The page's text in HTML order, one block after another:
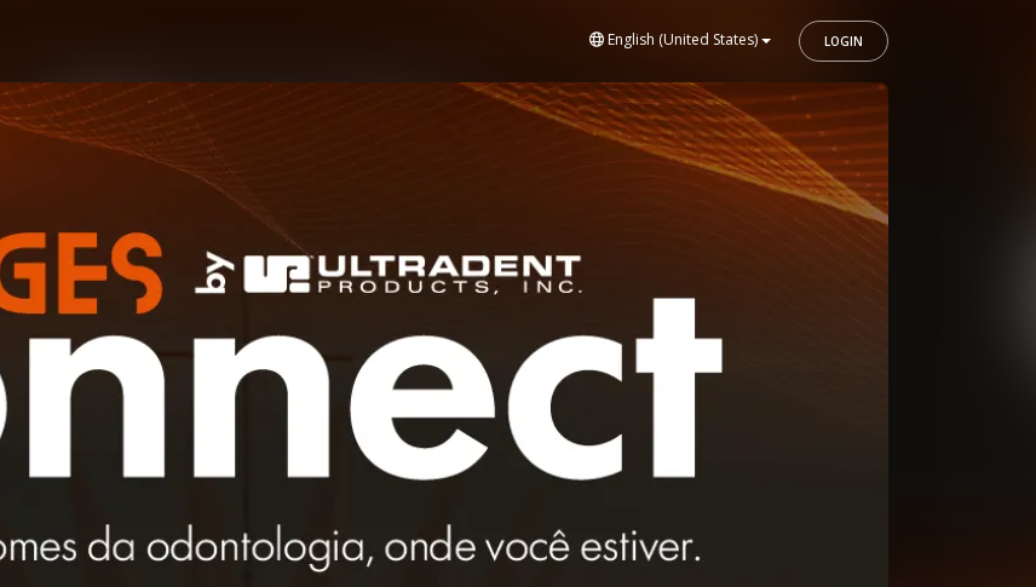
English (United States) LOGIN